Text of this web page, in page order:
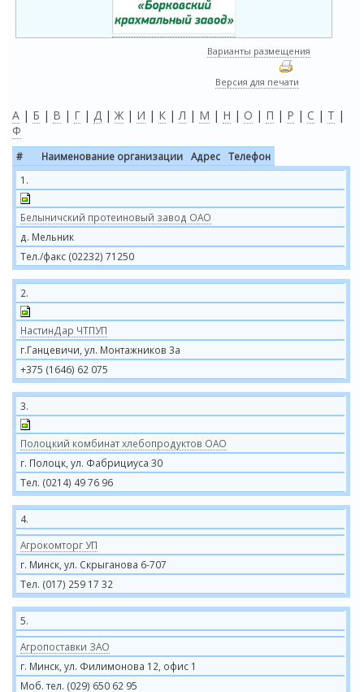
Варианты размещения
Версия для печати
А | Б | В | Г | Д | Ж | И | К |Л | М | Н | О | П | Р | С | Т |
Ф
# Наименование организации Адрес
Телефон
1.
Белыничский протеиновый завод ОАО
д. Мельник
Тел./факс (02232) 71250
2.
НастинДар ЧТПУП
г.Ганцевичи, ул. Монтажников 3а
+375 (1646) 62 075
3.
Полоцкий комбинат хлебопродуктов ОАО
г. Полоцк, ул. Фабрициуса 30
Тел. (0214) 49 76 96
4.
Агрокомторг УП
г. Минск, ул. Скрыганова 6-707
Тел. (017) 259 17 32
5.
Агропоставки ЗАО
г. Минск, ул. Филимонова 12, офис 1
Моб. тел. (029) 650 62 95